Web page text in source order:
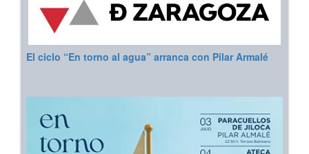
El ciclo “En torno al agua” arranca con Pilar Armalé